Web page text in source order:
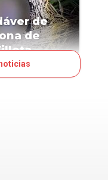
de
de